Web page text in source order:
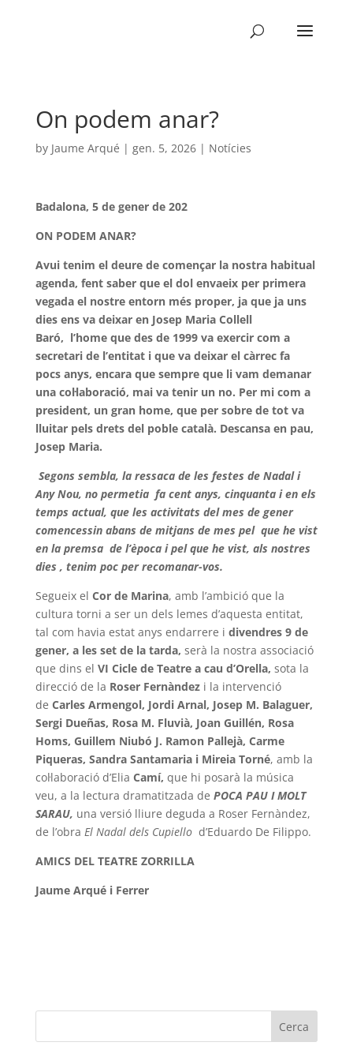
On podem anar?
by Jaume Arqué | gen. 5, 2026| Notícies
Badalona, 5 de gener de 202
ON PODEM ANAR?
Avui tenim el deure de començar la nostra habitual
agenda, fent saber que el dol envaeix per primera
vegada el nostre entorn més proper, ja que ja uns
dies ens va deixar en Josep Maria Collell
Baró, l’home que des de 1999 va exercir com a
secretari de l’entitat i que va deixar el càrrec fa
pocs anys, encara que sempre que li vam demanar
una col·laboració, mai va tenir un no. Per mi com a
president, un gran home, que per sobre de tot va
lluitar pels drets del poble català. Descansa en pau,
Josep Maria.
Segons sembla, la ressaca de les festes de Nadal i
Any Nou, no permetia fa cent anys, cinquanta i en els
temps actual, que les activitats del mes de gener
comencessin abans de mitjans de mes pel que he vist
en la premsa de l’època i pel que he vist, als nostres
dies , tenim poc per recomanar-vos.
Segueix el Cor de Marina, amb l’ambició que la
cultura torni a ser un dels lemes d’aquesta entitat,
tal com havia estat anys endarrere i divendres 9 de
gener, a les set de la tarda, serà la nostra associació
que dins el VI Cicle de Teatre a cau d’Orella, sota la
direcció de la Roser Fernàndezi la intervenció
de Carles Armengol, Jordi Arnal, Josep M. Balaguer,
Sergi Dueñas, Rosa M. Fluvià, Joan Guillén, Rosa
Homs, Guillem Niubó J. Ramon Pallejà, Carme
Piqueras, Sandra Santamaria i Mireia Torné, amb la
col·laboració d’Elia Camí, que hi posarà la música
veu, a la lectura dramatitzada de POCA PAU I MOLT
SARAU, una versió lliure deguda a Roser Fernàndez,
de l’obra El Nadal dels Cupiello d’Eduardo De Filippo.
AMICS DEL TEATRE ZORRILLA
Jaume Arqué i Ferrer